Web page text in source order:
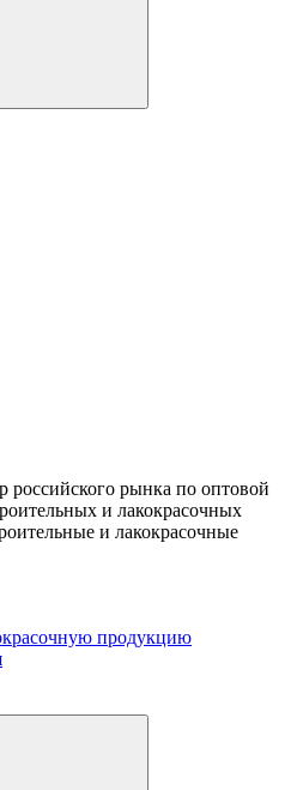
рынка по оптовой
и лакокрасочных
и лакокрасочные
продукцию